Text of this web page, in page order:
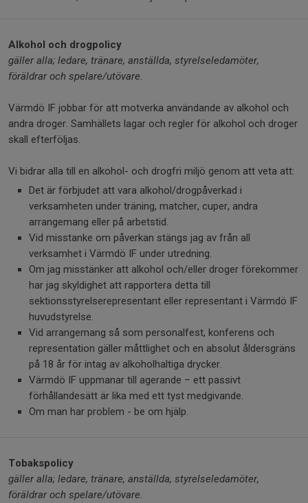
Alkohol och drogpolicy
gäller alla; ledare, tränare, anställda, styrelseledamöter,
föräldrar och spelare/utövare.
Värmdö IF jobbar för att motverka användande av alkohol och
andra droger. Samhällets lagar och regler för alkohol och droger
skall efterföljas.
Vi bidrar alla till en alkohol- och drogfri miljö genom att veta att:
Det är förbjudet att vara alkohol/drogpåverkad i
verksamheten under träning, matcher, cuper, andra
arrangemang eller på arbetstid.
Vid misstanke om påverkan stängs jag av från all
verksamhet i Värmdö IF under utredning.
Om jag misstänker att alkohol och/eller droger förekommer
har jag skyldighet att rapportera detta till
sektionsstyrelserepresentant eller representant i Värmdö IF
huvudstyrelse.
Vid arrangemang så som personalfest, konferens och
representation gäller måttlighet och en absolut åldersgräns
på 18 år för intag av alkoholhaltiga drycker.
Värmdö IF uppmanar till agerande – ett passivt
förhållandesätt är lika med ett tyst medgivande.
Om man har problem - be om hjälp.
Tobakspolicy
gäller alla; ledare, tränare, anställda, styrelseledamöter,
föräldrar och spelare/utövare.